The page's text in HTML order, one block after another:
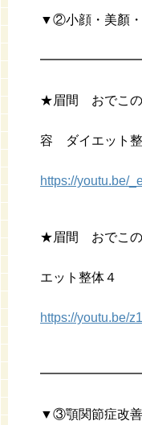
▼②小顔・美顏
★眉間 おでこの
容 ダイエット整
https://youtu.be/
★眉間 おでこ
エット整体４
https://youtu.be/
▼③顎関節症改